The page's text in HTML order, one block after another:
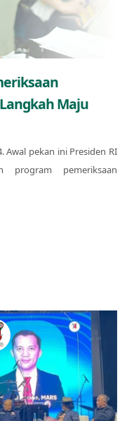
Maju
Awal pekan ini Presiden RI
program pemeriksaan